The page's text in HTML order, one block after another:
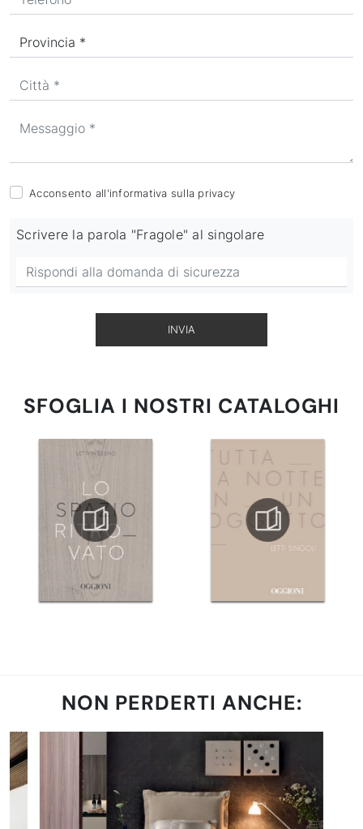
SFOGLIA I NOSTRI CATALOGHI
Acconsento all'informativa sulla privacy
Scrivere la parola "Fragole" al singolare
INVIA
NON PERDERTI ANCHE: